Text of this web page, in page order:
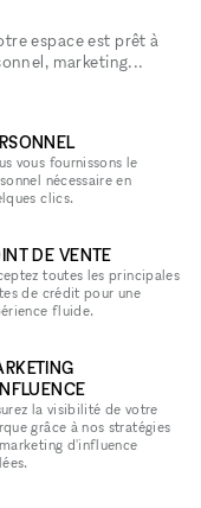
espace est prêt à
marketing...
vous fournissons le
nécessaire en
clics.
DE VENTE
toutes les principales
de crédit pour une
fluide.
la visibilité de votre
grâce à nos stratégies
d'influence